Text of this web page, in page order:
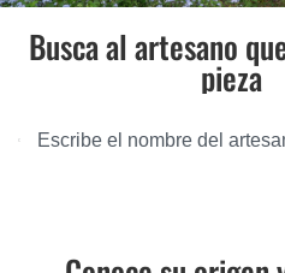
Busca al artesano
pieza